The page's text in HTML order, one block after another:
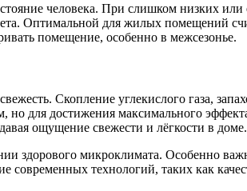
человека. При слишком низких
Оптимальной для жилых помещений
помещение, особенно в межсезонье.
Скопление углекислого газа,
для достижения максимального
ощущение свежести и лёгкости в доме.
здорового микроклимата. Особенно
современных технологий, таких как